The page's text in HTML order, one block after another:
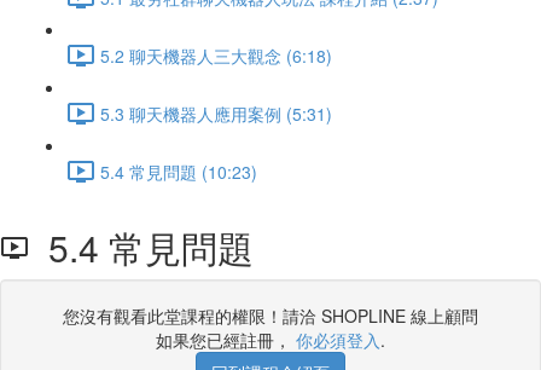
5.2 聊天機器人三大觀念 (6:18)
5.3 聊天機器人應用案例 (5:31)
5.4 常見問題 (10:23)
5.4 常見問題
您沒有觀看此堂課程的權限！請洽 SHOPLINE 線上顧問
如果您已經註冊， 你必須登入.